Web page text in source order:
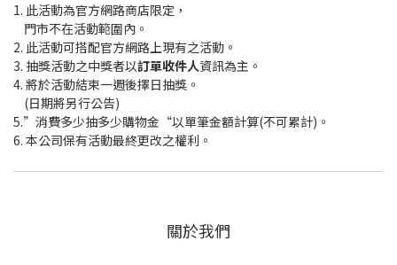
1. 此活動為官方網路商店限定，
門市不在活動範圍內。
2. 此活動可搭配官方網路上現有之活動。
3. 抽獎活動之中獎者以訂單收件人資訊為主。
4. 將於活動結束一週後擇日抽獎。
(日期將另行公告)
5.”消費多少抽多少購物金“以單筆金額計算(不可累計)。
6. 本公司保有活動最終更改之權利。
關於我們